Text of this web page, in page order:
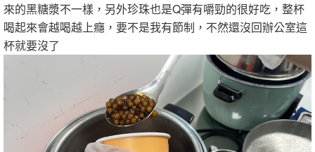
來的黑糖漿不一樣，另外珍珠也是Q彈有嚼勁的很好吃，整杯
喝起來會越喝越上癮，要不是我有節制，不然還沒回辦公室這
杯就要沒了